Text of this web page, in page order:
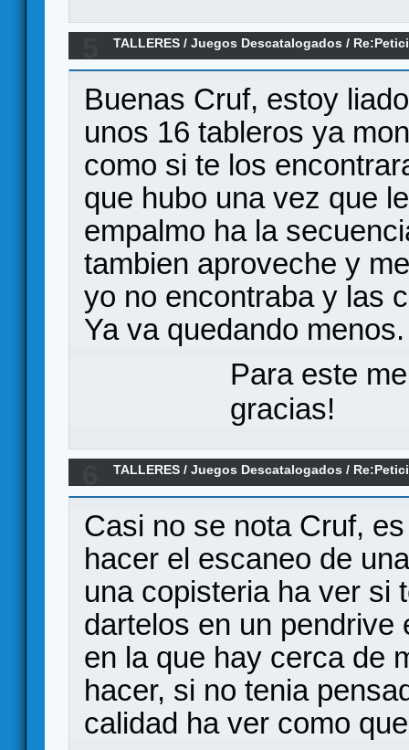
TALLERES /Juegos Descatalogados /
Buenas Cruf, estoy
unos 16 tableros ya
como si te los
que hubo una vez que
empalmo ha la
tambien aproveche y
yo no encontraba y las
Ya va quedando menos.
Para este
gracias!
TALLERES /Juegos Descatalogados /
Casi no se nota Cruf,
hacer el escaneo de
una copisteria ha ver si
dartelos en un pendrive
en la que hay cerca de
hacer, si no tenia
calidad ha ver como